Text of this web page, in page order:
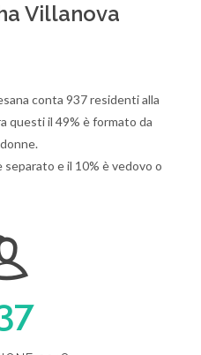
Villanova
conta 937 residenti alla
questi il 49% è formato da
separato e il 10% è vedovo o